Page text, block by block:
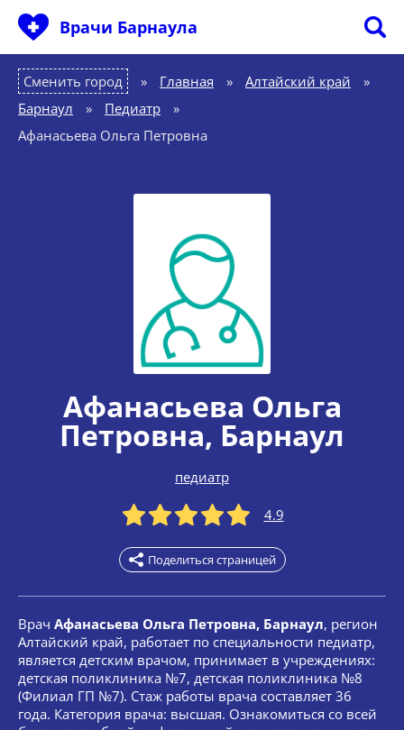
Врачи Барнаула
Сменить город Главная » Алтайский край
»
Барнаул
» Педиатр
»
Афанасьева Ольга Петровна
Афанасьева Ольга
Петровна, Барнаул
педиатр
4.9
Поделиться страницей
Врач Афанасьева Ольга Петровна, Барнаул, регион
Алтайский край, работает по специальности педиатр,
является детским врачом, принимает в учреждениях:
детская поликлиника №7, детская поликлиника №8
(Филиал ГП №7). Стаж работы врача составляет 36
года. Категория врача: высшая. Ознакомиться со всей